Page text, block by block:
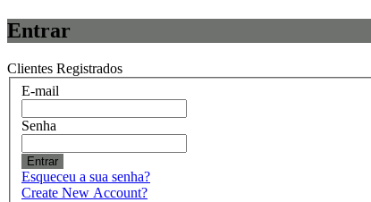
Entrar
Clientes Registrados
E-mail
Senha
Entrar
Esqueceu a sua senha?
Create New Account?